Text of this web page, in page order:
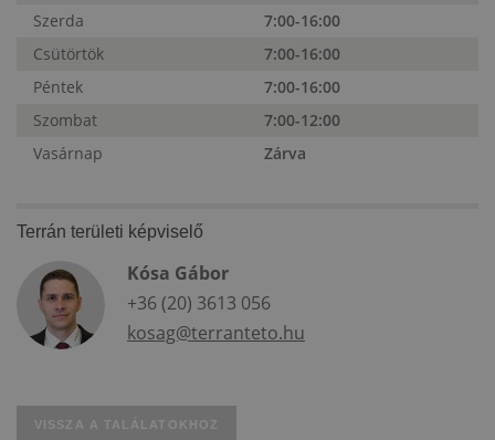
Szerda
7:00-16:00
Csütörtök
7:00-16:00
Péntek
7:00-16:00
Szombat
7:00-12:00
Vasárnap
Zárva
Terrán területi képviselő
Kósa Gábor
+36 (20) 3613 056
kosag@terranteto.hu
VISSZA A TALÁLATOKHOZ